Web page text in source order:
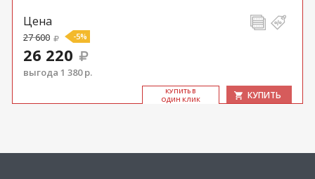
Цена
27 600 -5%
26 220
выгода 1 380 р.
КУ­ПИТЬ В
ОДИН КЛИК
КУПИТЬ